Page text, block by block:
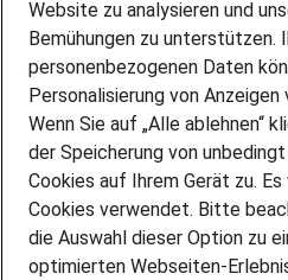
INITIATIV BEWERBEN
ÜBER UNS
STANDORTE
BLOG
PRESSE
KONTAKT
Website zu analysieren und
Bemühungen zu unterstützen.
personenbezogenen Daten
Personalisierung von
Wenn Sie auf „Alle ablehnen“
der Speicherung von
Cookies auf Ihrem Gerät zu.
Cookies verwendet. Bitte
die Auswahl dieser Option zu
optimierten Webseiten-